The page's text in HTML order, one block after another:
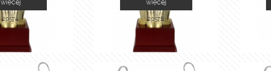
2057A
więcej
2057B
więcej